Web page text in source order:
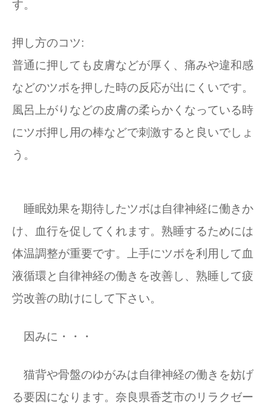
す。
押し方のコツ:
普通に押しても皮膚などが厚く、痛みや違和感
などのツボを押した時の反応が出にくいです。
風呂上がりなどの皮膚の柔らかくなっている時
にツボ押し用の棒などで刺激すると良いでしょ
う。
睡眠効果を期待したツボは自律神経に働きか
け、血行を促してくれます。熟睡するためには
体温調整が重要です。上手にツボを利用して血
液循環と自律神経の働きを改善し、熟睡して疲
労改善の助けにして下さい。
因みに・・・
猫背や骨盤のゆがみは自律神経の働きを妨げ
る要因になります。奈良県香芝市のリラクゼー